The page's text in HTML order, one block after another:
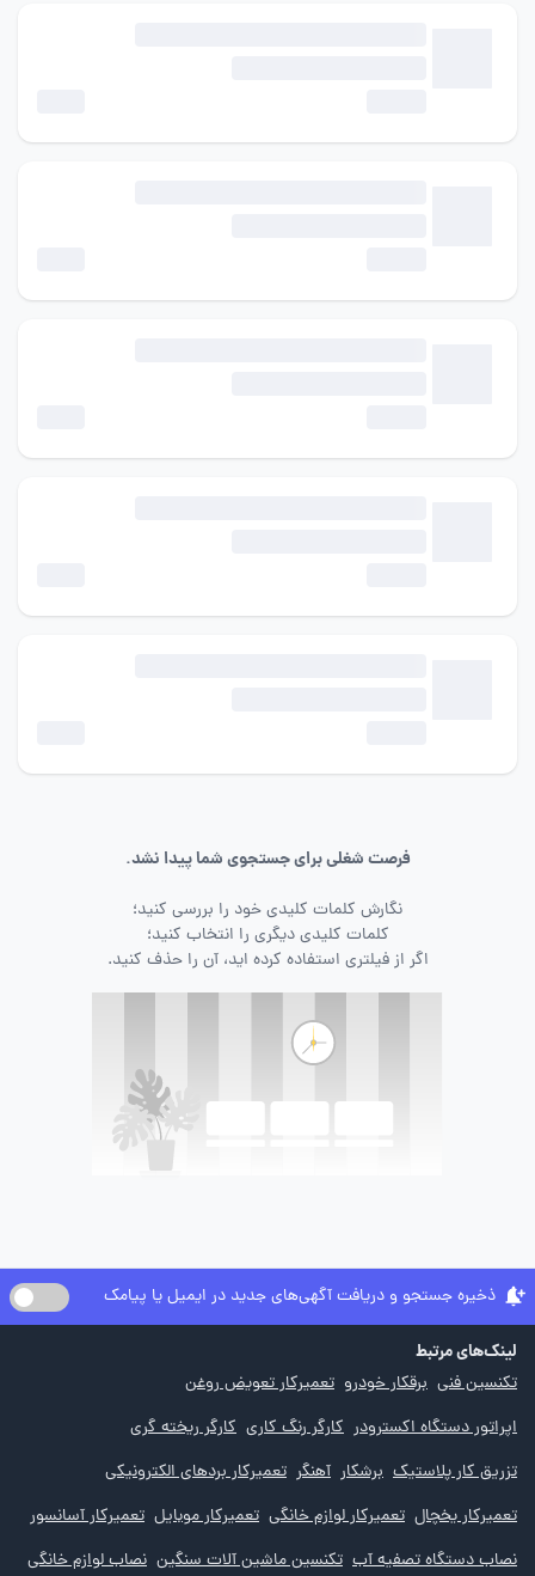
فرصت شغلی برای جستجوی شما پیدا نشد.
نگارش کلمات کلیدی خود را بررسی کنید؛
کلمات کلیدی دیگری را انتخاب کنید؛
اگر از فیلتری استفاده کرده اید، آن را حذف کنید.
ذخیره جستجو و دریافت آگهی‌های جدید در ایمیل یا پیامک
لینک‌های مرتبط
تکنسین فنی برقکار خودرو تعمیرکار تعویض روغن
اپراتور دستگاه اکسترودر کارگر رنگ کاری کارگر ریخته گری
تزریق کار پلاستیک برشکار آهنگر تعمیرکار بردهای الکترونیکی
تعمیرکار یخچال تعمیرکار لوازم خانگی تعمیرکار موبایل تعمیرکار آسانسور
نصاب دستگاه تصفیه آب تکنسین ماشین آلات سنگین نصاب لوازم خانگی